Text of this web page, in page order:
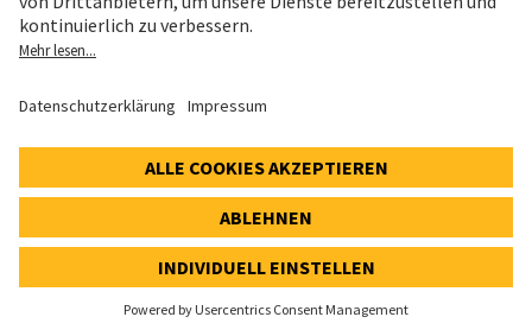
Einkauf
Engagement
FOKUS ZUKUNFT
Vertragsmodelle